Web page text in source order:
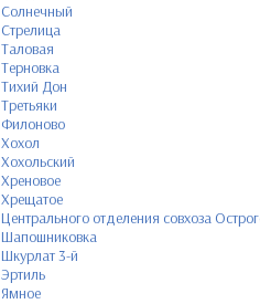
Солнечный
Стрелица
Таловая
Терновка
Тихий Дон
Третьяки
Филоново
Хохол
Хохольский
Хреновое
Хрещатое
Центрального отделения совхоза
Шапошниковка
Шкурлат 3-й
Эртиль
Ямное